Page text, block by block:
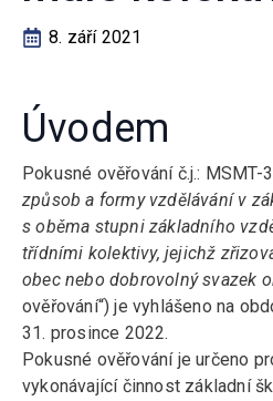
8. září 2021
Úvodem
Pokusné ověřování č.j.:
způsob a formy vzdělávání v
s oběma stupni základního
třídními kolektivy, jejichž
obec nebo dobrovolný svazek
ověřování“) je vyhlášeno na
31. prosince 2022.
Pokusné ověřování je určeno
vykonávající činnost základní